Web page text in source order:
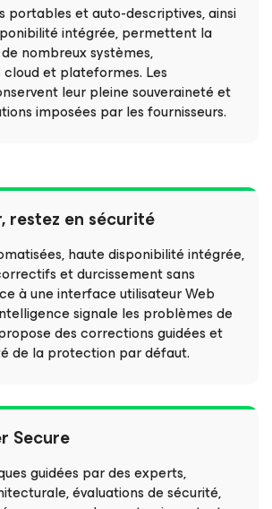
portables et auto-descriptives, ainsi
intégrée, permettent la
nombreux systèmes,
et plateformes. Les
leur pleine souveraineté et
imposées par les fournisseurs.
restez en sécurité
haute disponibilité intégrée,
et durcissement sans
à une interface utilisateur Web
signale les problèmes de
des corrections guidées et
de la protection par défaut.
Secure
guidées par des experts,
évaluations de sécurité,